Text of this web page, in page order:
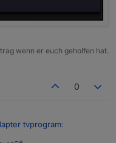
wenn er euch geholfen hat.
0
tvprogram: